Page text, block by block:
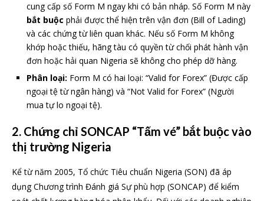
cung cấp số Form M ngay khi có bản nháp. Số Form M này
bắt buộc phải được thể hiện trên vận đơn (Bill of Lading)
và các chứng từ liên quan khác. Nếu số Form M không
khớp hoặc thiếu, hãng tàu có quyền từ chối phát hành vận
đơn hoặc hải quan Nigeria sẽ không cho phép dỡ hàng.
Phân loại: Form M có hai loại: “Valid for Forex” (Được cấp
ngoại tệ từ ngân hàng) và “Not Valid for Forex” (Người
mua tự lo ngoại tệ).
2. Chứng chỉ SONCAP “Tấm vé” bắt buộc vào
thị trường Nigeria
Kể từ năm 2005, Tổ chức Tiêu chuẩn Nigeria (SON) đã áp
dụng Chương trình Đánh giá Sự phù hợp (SONCAP) để kiểm